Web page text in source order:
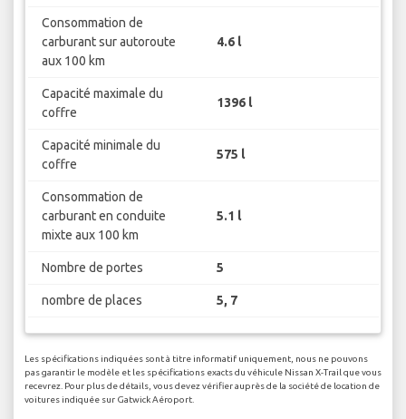
Consommation de
carburant sur autoroute
aux 100 km
4.6 l
Capacité maximale du
coffre
1396 l
Capacité minimale du
coffre
575 l
Consommation de
carburant en conduite
mixte aux 100 km
5.1 l
Nombre de portes 5
nombre de places 5, 7
Les spécifications indiquées sont à titre informatif uniquement, nous ne pouvons
pas garantir le modèle et les spécifications exacts du véhicule Nissan X-Trail que vous
recevrez. Pour plus de détails, vous devez vérifier auprès de la société de location de
voitures indiquée sur Gatwick Aéroport.